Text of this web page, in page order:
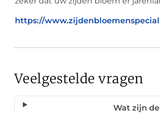
https://
Veelgestelde vragen
Wat zijn